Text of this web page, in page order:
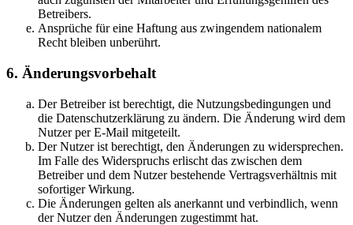
Betreibers.
Ansprüche für eine Haftung aus zwingendem nationalem
Recht bleiben unberührt.
6. Änderungsvorbehalt
Der Betreiber ist berechtigt, die Nutzungsbedingungen und
die Datenschutzerklärung zu ändern. Die Änderung wird dem
Nutzer per E-Mail mitgeteilt.
Der Nutzer ist berechtigt, den Änderungen zu widersprechen.
Im Falle des Widerspruchs erlischt das zwischen dem
Betreiber und dem Nutzer bestehende Vertragsverhältnis mit
sofortiger Wirkung.
Die Änderungen gelten als anerkannt und verbindlich, wenn
der Nutzer den Änderungen zugestimmt hat.